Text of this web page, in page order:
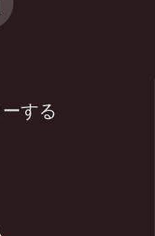
する